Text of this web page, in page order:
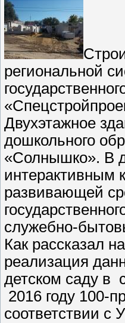
региональной
Двухэтажное
дошкольного
«Солнышко». В
интерактивным
развивающей
служебно-
Как рассказал
реализация
детском саду в
2016 году 100-
соответствии с